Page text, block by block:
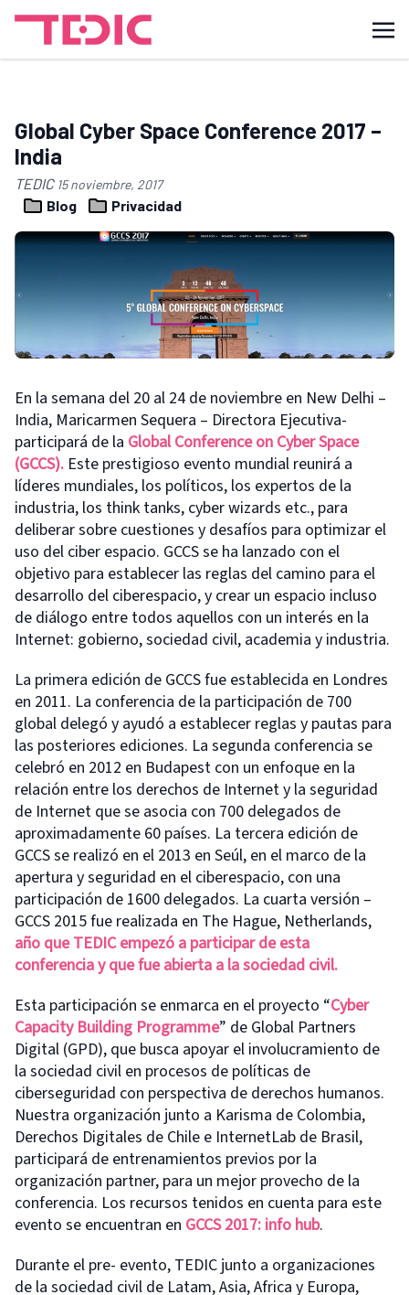
Global Cyber Space Conference 2017 –
India
TEDIC 15 noviembre, 2017
Blog Privacidad
En la semana del 20 al 24 de noviembre en New Delhi –
India, Maricarmen Sequera – Directora Ejecutiva-
participará de la Global Conference on Cyber Space
(GCCS). Este prestigioso evento mundial reunirá a
líderes mundiales, los políticos, los expertos de la
industria, los think tanks, cyber wizards etc., para
deliberar sobre cuestiones y desafíos para optimizar el
uso del ciber espacio. GCCS se ha lanzado con el
objetivo para establecer las reglas del camino para el
desarrollo del ciberespacio, y crear un espacio incluso
de diálogo entre todos aquellos con un interés en la
Internet: gobierno, sociedad civil, academia y industria.
La primera edición de GCCS fue establecida en Londres
en 2011. La conferencia de la participación de 700
global delegó y ayudó a establecer reglas y pautas para
las posteriores ediciones. La segunda conferencia se
celebró en 2012 en Budapest con un enfoque en la
relación entre los derechos de Internet y la seguridad
de Internet que se asocia con 700 delegados de
aproximadamente 60 países. La tercera edición de
GCCS se realizó en el 2013 en Seúl, en el marco de la
apertura y seguridad en el ciberespacio, con una
participación de 1600 delegados. La cuarta versión –
GCCS 2015 fue realizada en The Hague, Netherlands,
año que TEDIC empezó a participar de esta
conferencia y que fue abierta a la sociedad civil.
Esta participación se enmarca en el proyecto “Cyber
Capacity Building Programme” de Global Partners
Digital (GPD), que busca apoyar el involucramiento de
la sociedad civil en procesos de políticas de
ciberseguridad con perspectiva de derechos humanos.
Nuestra organización junto a Karisma de Colombia,
Derechos Digitales de Chile e InternetLab de Brasil,
participará de entrenamientos previos por la
organización partner, para un mejor provecho de la
conferencia. Los recursos tenidos en cuenta para este
evento se encuentran en GCCS 2017: info hub.
Durante el pre- evento, TEDIC junto a organizaciones
de la sociedad civil de Latam, Asia, Africa y Europa,